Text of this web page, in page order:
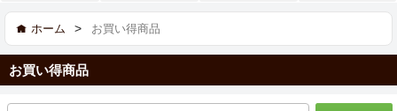
ホーム > お買い得商品
お買い得商品